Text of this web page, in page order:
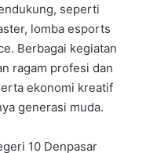
seperti
lomba esports
Berbagai kegiatan
ragam profesi dan
ekonomi kreatif
generasi muda.
10 Denpasar